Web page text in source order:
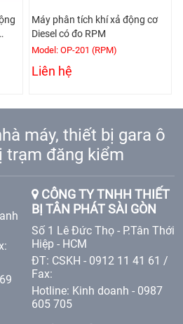
Máy phân tích khí xả động cơ
Diesel có đo RPM
Model: OP-201 (RPM)
Liên hệ
máy, thiết bị gara ô
trạm đăng kiểm
CÔNG TY TNHH THIẾT
BỊ TÂN PHÁT SÀI GÒN
Số 1 Lê Đức Thọ - P.Tân Thới
Hiệp - HCM
ĐT: CSKH - 0912 11 41 61 /
Fax:
Hotline: Kinh doanh - 0987
605 705